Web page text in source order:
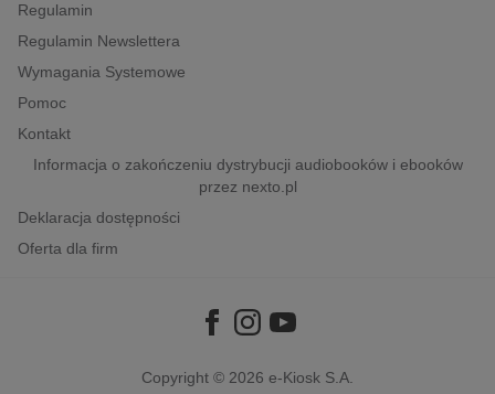
inne
popularno-naukowe
historia
Regulamin
Regulamin Newslettera
Wymagania Systemowe
Pomoc
Kontakt
Informacja o zakończeniu dystrybucji audiobooków i ebooków
przez nexto.pl
Deklaracja dostępności
Oferta dla firm
Copyright © 2026 e-Kiosk S.A.